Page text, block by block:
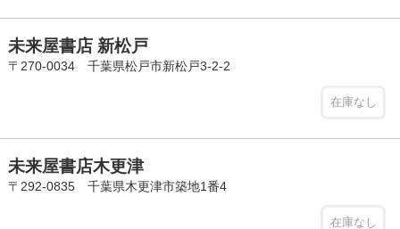
未来屋書店 新松戸
〒270-0034 千葉県松戸市新松戸3-2-2
在庫なし
未来屋書店木更津
〒292-0835 千葉県木更津市築地1番4
在庫なし